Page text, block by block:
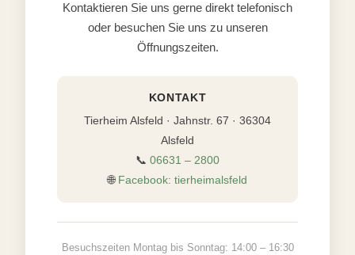
Kontaktieren Sie uns gerne direkt telefonisch
oder besuchen Sie uns zu unseren
Öffnungszeiten.
KONTAKT
Tierheim Alsfeld · Jahnstr. 67 · 36304
Alsfeld
📞 06631 – 2800
🌐 Facebook: tierheimalsfeld
Besuchszeiten Montag bis Sonntag: 14:00 – 16:30